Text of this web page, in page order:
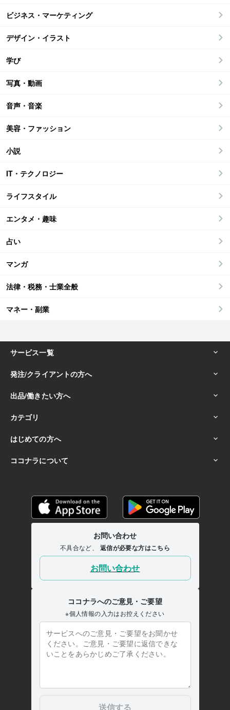
ビジネス・マーケティング
デザイン・イラスト
学び
写真・動画
音声・音楽
美容・ファッション
小説
IT・テクノロジー
ライフスタイル
エンタメ・趣味
占い
マンガ
法律・税務・士業全般
マネー・副業